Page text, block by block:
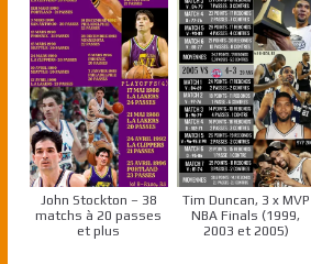
John Stockton – 38
matchs à 20 passes
et plus
Tim Duncan, 3 x MVP
NBA Finals (1999,
2003 et 2005)